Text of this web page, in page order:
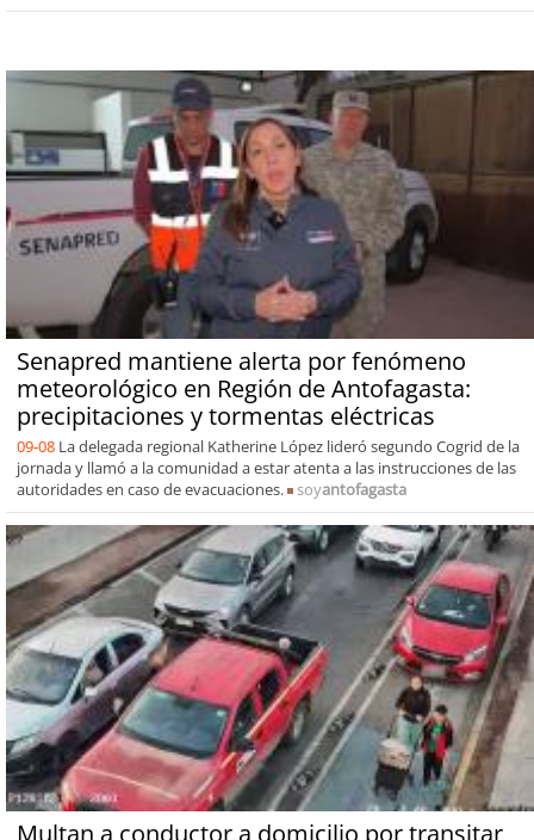
Senapred mantiene alerta por fenómeno
meteorológico en Región de Antofagasta:
precipitaciones y tormentas eléctricas
09-08 La delegada regional Katherine López lideró segundo Cogrid de la
jornada y llamó a la comunidad a estar atenta a las instrucciones de las
autoridades en caso de evacuaciones.
soyantofagasta